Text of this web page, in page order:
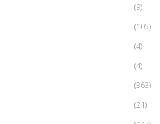
(9)
(105)
(4)
(4)
(363)
(21)